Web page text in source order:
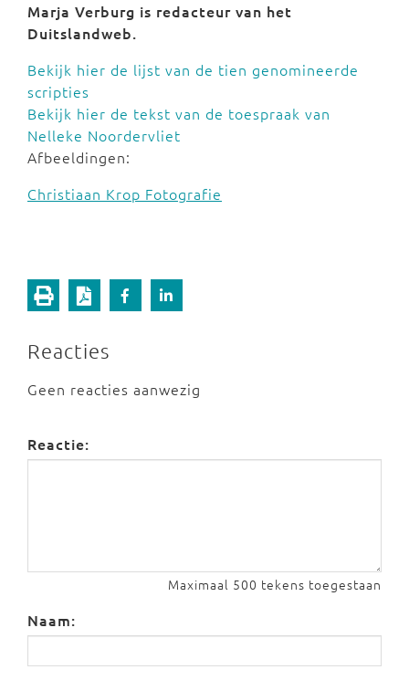
Marja Verburg is redacteur van het
Duitslandweb.
Bekijk hier de lijst van de tien genomineerde
scripties
Bekijk hier de tekst van de toespraak van
Nelleke Noordervliet
Afbeeldingen:
Christiaan Krop Fotografie
Reacties
Geen reacties aanwezig
Reactie:
Maximaal 500 tekens toegestaan
Naam: